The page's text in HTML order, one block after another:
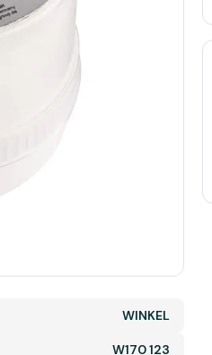
WINKEL
W170 123